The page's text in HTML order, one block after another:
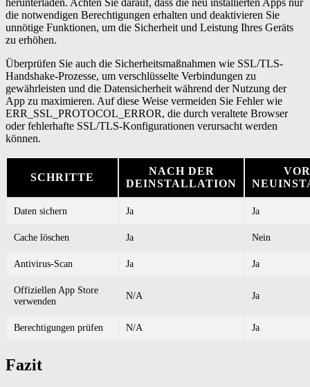
herunterladen. Achten Sie darauf, dass die neu installierten Apps nur
die notwendigen Berechtigungen erhalten und deaktivieren Sie
unnötige Funktionen, um die Sicherheit und Leistung Ihres Geräts
zu erhöhen.
Überprüfen Sie auch die Sicherheitsmaßnahmen wie SSL/TLS-
Handshake-Prozesse, um verschlüsselte Verbindungen zu
gewährleisten und die Datensicherheit während der Nutzung der
App zu maximieren. Auf diese Weise vermeiden Sie Fehler wie
ERR_SSL_PROTOCOL_ERROR, die durch veraltete Browser
oder fehlerhafte SSL/TLS-Konfigurationen verursacht werden
können.
SCHRITTE
NACH DER
DEINSTALLATION
Daten sichern Ja Ja
Cache löschen Ja Nein
Antivirus-Scan Ja Ja
Offiziellen App Store
verwenden
N/A Ja
Berechtigungen prüfen N/A Ja
Fazit